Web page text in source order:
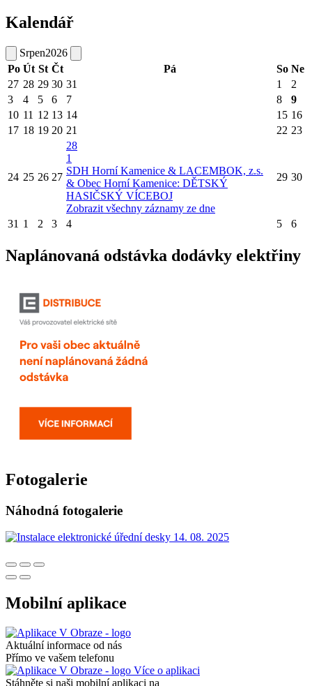
Kalendář
Srpen2026
Po Út St Čt Pá So Ne
27 28 29 30 31 1
2
3
4 5 6 7 8
9
10 11 12 13 14 15 16
17 18 19 20 21 22 23
24 25 26 27
28
1
SDH Horní Kamenice & LACEMBOK, z.s.
& Obec Horní Kamenice: DĚTSKÝ
HASIČSKÝ VÍCEBOJ
Zobrazit všechny záznamy ze dne
29 30
31 1 2 3 4 5 6
Naplánovaná odstávka dodávky elektřiny
Fotogalerie
Náhodná fotogalerie
Mobilní aplikace
Aktuální informace od nás
Přímo ve vašem telefonu
Více o aplikaci
Stáhněte si naši mobilní aplikaci na